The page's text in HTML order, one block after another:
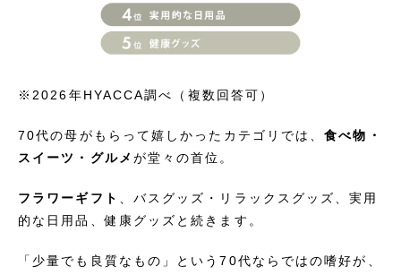
※2026年HYACCA調べ（複数回答可）
70代の母がもらって嬉しかったカテゴリでは、食べ物・
スイーツ・グルメ が堂々の首位。
フラワーギフト
、バスグッズ・リラックスグッズ、実用
的な日用品、健康グッズと続きます。
「少量でも良質なもの」という70代ならではの嗜好が、